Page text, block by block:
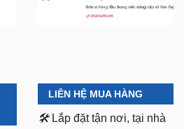
LIÊN HỆ MUA HÀNG
🛠️ Lắp đặt tận nơi, tại nhà